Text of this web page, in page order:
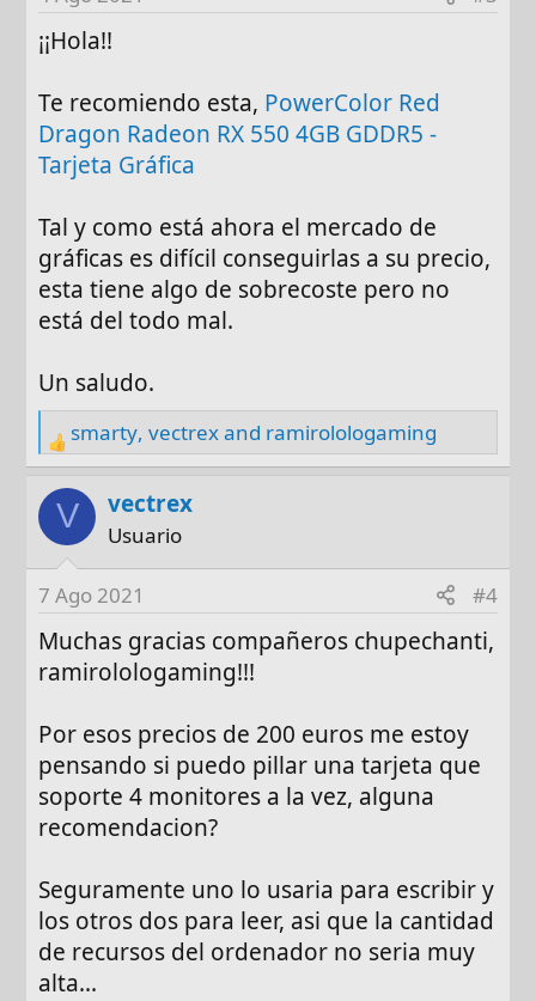
o
n
s
:
¡¡Hola!!
Te recomiendo esta, PowerColor Red
Dragon Radeon RX 550 4GB GDDR5 -
Tarjeta Gráfica
Tal y como está ahora el mercado de
gráficas es difícil conseguirlas a su precio,
esta tiene algo de sobrecoste pero no
está del todo mal.
Un saludo.
R
e
a
o
n
s
smarty,vectrexand ramirolologaming
V vectrex
Usuario
7 Ago 2021 #4
Muchas gracias compañeros chupechanti,
ramirolologaming!!!
Por esos precios de 200 euros me estoy
pensando si puedo pillar una tarjeta que
soporte 4 monitores a la vez, alguna
recomendacion?
Seguramente uno lo usaria para escribir y
los otros dos para leer, asi que la cantidad
de recursos del ordenador no seria muy
alta...